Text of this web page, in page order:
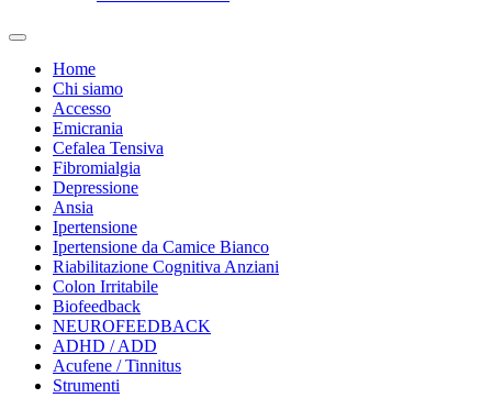
Home
Chi siamo
Accesso
Emicrania
Cefalea Tensiva
Fibromialgia
Depressione
Ansia
Ipertensione
Ipertensione da Camice Bianco
Riabilitazione Cognitiva Anziani
Colon Irritabile
Biofeedback
NEUROFEEDBACK
ADHD / ADD
Acufene / Tinnitus
Strumenti